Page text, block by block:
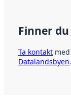
Finner
Ta kontakt
Datalandsbyen.